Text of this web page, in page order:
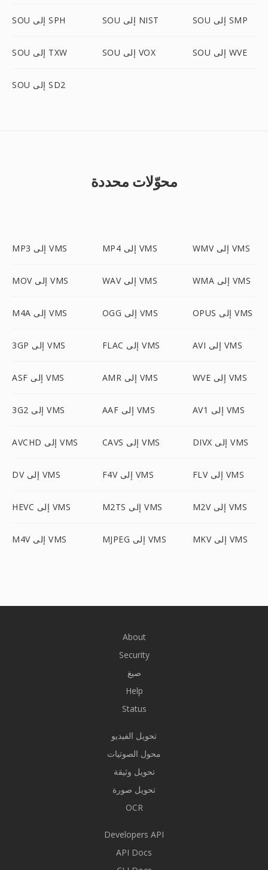
SOU إلى SPH SOU إلى NIST SOU إلى SMP
SOU إلى TXW SOU إلى VOX SOU إلى WVE
SOU إلى SD2
محوّلات محددة
MP3 إلى VMS MP4 إلى VMS WMV إلى VMS
MOV إلى VMS WAV إلى VMS WMA إلى VMS
M4A إلى VMS OGG إلى VMS OPUS إلى VMS
3GP إلى VMS FLAC إلى VMS AVI إلى VMS
ASF إلى VMS AMR إلى VMS WVE إلى VMS
3G2 إلى VMS AAF إلى VMS AV1 إلى VMS
AVCHD إلى VMS CAVS إلى VMS DIVX إلى VMS
DV إلى VMS F4V إلى VMS FLV إلى VMS
HEVC إلى VMS M2TS إلى VMS M2V إلى VMS
M4V إلى VMS MJPEG إلى VMS MKV إلى VMS
About
Security
صيغ
Help
Status
تحويل الفيديو
محول الصوتيات
تحويل وثيقة
تحويل صورة
OCR
Developers API
API Docs